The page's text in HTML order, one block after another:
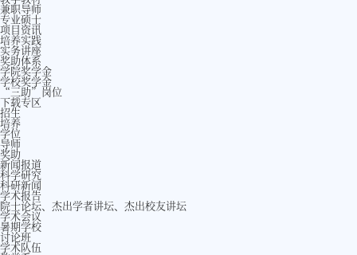
兼职导师
专业硕士
项目资讯
培养实践
实务讲座
奖助体系
学院奖学金
学校奖学金
“三助”岗位
下载专区
招生
培养
学位
导师
奖助
新闻报道
科学研究
科研新闻
学术报告
院士论坛、杰出学者讲坛、杰出校友讲坛
学术会议
暑期学校
讨论班
学术队伍